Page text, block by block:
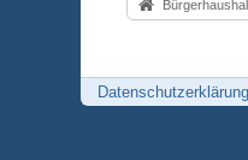
Bürgerhaushalt
Datenschutzerklärung